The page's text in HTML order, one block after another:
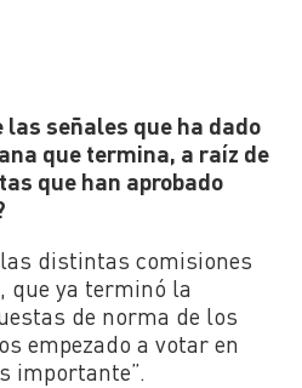
las señales que ha dado
que termina, a raíz de
que han aprobado
distintas comisiones
que ya terminó la
de norma de los
empezado a votar en
importante”.